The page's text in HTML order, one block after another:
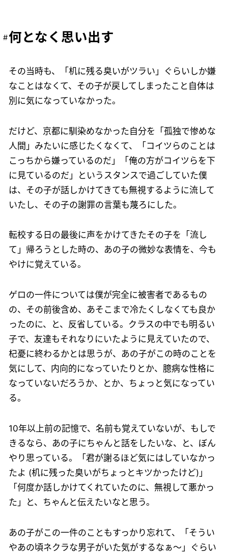
何となく思い出す
その当時も、「机に残る臭いがツラい」ぐらいしか嫌
なことはなくて、その子が戻してしまったこと自体は
別に気になっていなかった。
だけど、京都に馴染めなかった自分を「孤独で惨めな
人間」みたいに感じたくなくて、「コイツらのことは
こっちから嫌っているのだ」「俺の方がコイツらを下
に見ているのだ」というスタンスで過ごしていた僕
は、その子が話しかけてきても無視するように流して
いたし、その子の謝罪の言葉も蔑ろにした。
転校する日の最後に声をかけてきたその子を「流し
て」帰ろうとした時の、あの子の微妙な表情を、今も
やけに覚えている。
ゲロの一件については僕が完全に被害者であるもの
の、その前後含め、あそこまで冷たくしなくても良か
ったのに、と、反省している。クラスの中でも明るい
子で、友達もそれなりにいたように見えていたので、
杞憂に終わるかとは思うが、あの子がこの時のことを
気にして、内向的になっていたりとか、臆病な性格に
なっていないだろうか、とか、ちょっと気になってい
る。
10年以上前の記憶で、名前も覚えていないが、もしで
きるなら、あの子にちゃんと話をしたいな、と、ぼん
やり思っている。「君が謝るほど気にはしていなかっ
たよ (机に残った臭いがちょっとキツかったけど)」
「何度か話しかけてくれていたのに、無視して悪かっ
た」と、ちゃんと伝えたいなと思う。
あの子がこの一件のこともすっかり忘れて、「そうい
やあの頃ネクラな男子がいた気がするなぁ〜」ぐらい